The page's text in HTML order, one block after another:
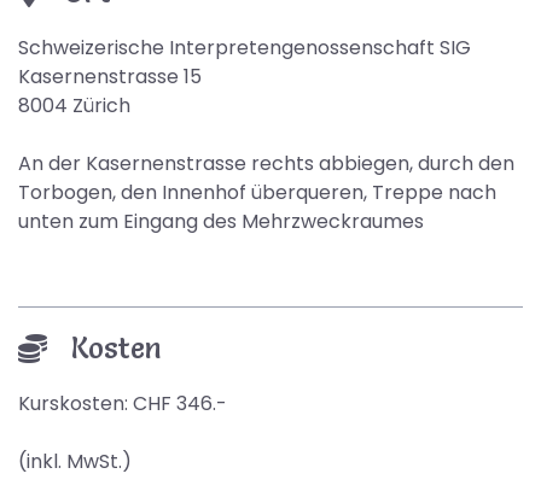
Schweizerische Interpretengenossenschaft SIG
Kasernenstrasse 15
8004 Zürich
An der Kasernenstrasse rechts abbiegen, durch den
Torbogen, den Innenhof überqueren, Treppe nach
unten zum Eingang des Mehrzweckraumes
Kosten
Kurskosten: CHF 346.-
(inkl. MwSt.)